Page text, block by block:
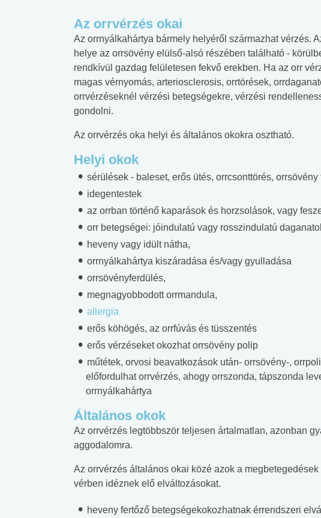
Az orrvérzés okai
Az orrnyálkahártya bármely helyéről származhat vérzés.
helye az orrsövény elülső-alsó részében található -
rendkívül gazdag felületesen fekvő erekben. Ha az orr
magas vérnyomás, arteriosclerosis, orrtörések,
orrvérzéseknél vérzési betegségekre, vérzési
gondolni.
Az orrvérzés oka helyi és általános okokra osztható.
Helyi okok
sérülések - baleset, erős ütés, orrcsonttörés,
idegentestek
az orrban történő kaparások és horzsolások, vagy
orr betegségei: jóindulatú vagy rosszindulatú
heveny vagy idült nátha,
orrnyálkahártya kiszáradása és/vagy gyulladása
orrsövényferdülés,
megnagyobbodott orrmandula,
allergia
erős köhögés, az orrfúvás és tüsszentés
erős vérzéseket okozhat orrsövény polip
műtétek, orvosi beavatkozások után- orrsövény-,
előfordulhat orrvérzés, ahogy orrszonda, tápszonda
orrnyálkahártya
Általános okok
Az orrvérzés legtöbbször teljesen ártalmatlan, azonban
aggodalomra.
Az orrvérzés általános okai közé azok a
vérben idéznek elő elváltozásokat.
heveny fertőző betegségekokozhatnak érrendszeri